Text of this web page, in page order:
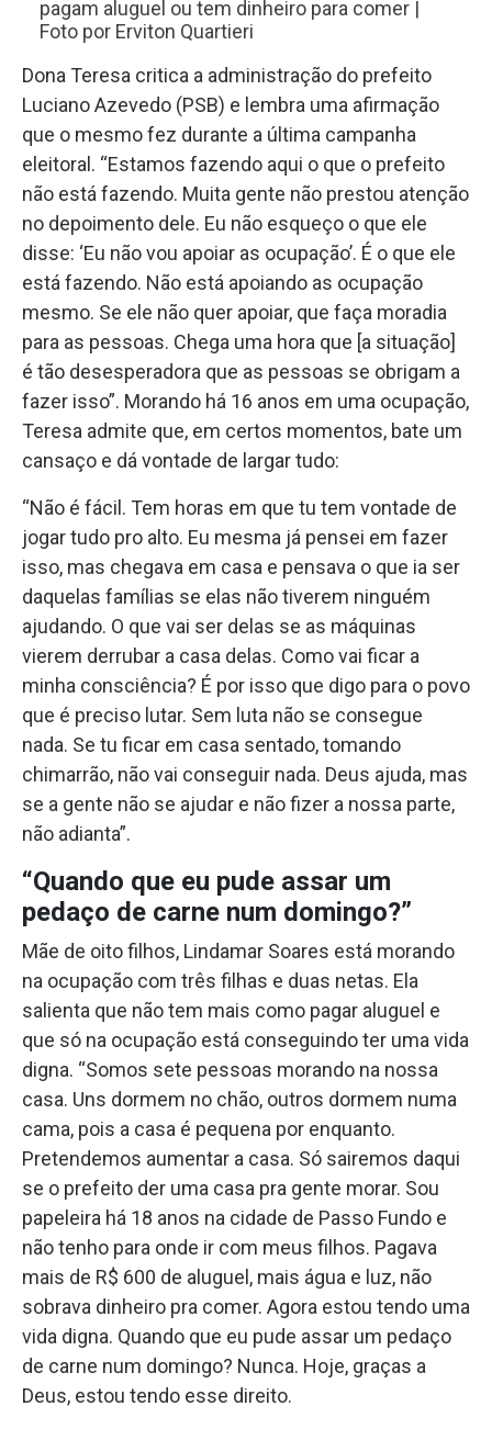
pagam aluguel ou tem dinheiro para comer |
Foto por Erviton Quartieri
Dona Teresa critica a administração do prefeito
Luciano Azevedo (PSB) e lembra uma afirmação
que o mesmo fez durante a última campanha
eleitoral. “Estamos fazendo aqui o que o prefeito
não está fazendo. Muita gente não prestou atenção
no depoimento dele. Eu não esqueço o que ele
disse: ‘Eu não vou apoiar as ocupação’. É o que ele
está fazendo. Não está apoiando as ocupação
mesmo. Se ele não quer apoiar, que faça moradia
para as pessoas. Chega uma hora que [a situação]
é tão desesperadora que as pessoas se obrigam a
fazer isso”. Morando há 16 anos em uma ocupação,
Teresa admite que, em certos momentos, bate um
cansaço e dá vontade de largar tudo:
“Não é fácil. Tem horas em que tu tem vontade de
jogar tudo pro alto. Eu mesma já pensei em fazer
isso, mas chegava em casa e pensava o que ia ser
daquelas famílias se elas não tiverem ninguém
ajudando. O que vai ser delas se as máquinas
vierem derrubar a casa delas. Como vai ficar a
minha consciência? É por isso que digo para o povo
que é preciso lutar. Sem luta não se consegue
nada. Se tu ficar em casa sentado, tomando
chimarrão, não vai conseguir nada. Deus ajuda, mas
se a gente não se ajudar e não fizer a nossa parte,
não adianta”.
“Quando que eu pude assar um
pedaço de carne num domingo?”
Mãe de oito filhos, Lindamar Soares está morando
na ocupação com três filhas e duas netas. Ela
salienta que não tem mais como pagar aluguel e
que só na ocupação está conseguindo ter uma vida
digna. “Somos sete pessoas morando na nossa
casa. Uns dormem no chão, outros dormem numa
cama, pois a casa é pequena por enquanto.
Pretendemos aumentar a casa. Só sairemos daqui
se o prefeito der uma casa pra gente morar. Sou
papeleira há 18 anos na cidade de Passo Fundo e
não tenho para onde ir com meus filhos. Pagava
mais de R$ 600 de aluguel, mais água e luz, não
sobrava dinheiro pra comer. Agora estou tendo uma
vida digna. Quando que eu pude assar um pedaço
de carne num domingo? Nunca. Hoje, graças a
Deus, estou tendo esse direito.